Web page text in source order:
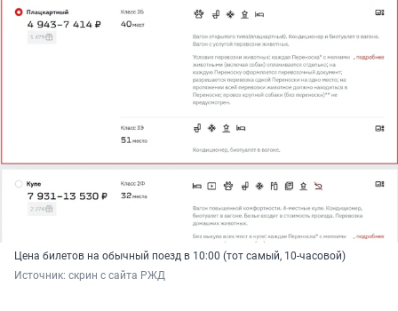
Цена билетов на обычный поезд в 10:00 (тот самый, 10-часовой)
Источник: скрин с сайта РЖД